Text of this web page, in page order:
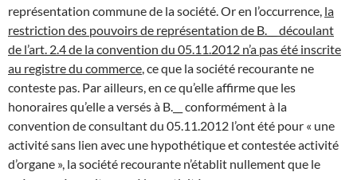
représentation commune de la société. Or en l’occurrence, la
restriction des pouvoirs de représentation de B.__ découlant
de l’art. 2.4 de la convention du 05.11.2012 n’a pas été inscrite
au registre du commerce , ce que la société recourante ne
conteste pas. Par ailleurs, en ce qu’elle affirme que les
honoraires qu’elle a versés à B.__ conformément à la
convention de consultant du 05.11.2012 l’ont été pour « une
activité sans lien avec une hypothétique et contestée activité
d’organe », la société recourante n’établit nullement que le